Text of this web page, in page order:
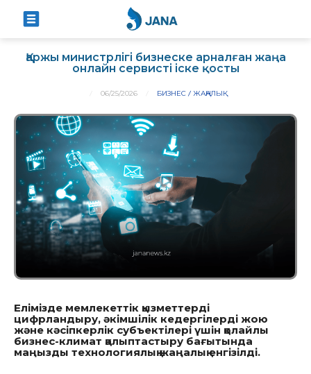
Қаржы министрлігі бизнеске арналған жаңа
онлайн сервисті іске қосты
06/25/2026 БИЗНЕС ЖАҢАЛЫҚ
Елімізде мемлекеттік қызметтерді
цифрландыру, әкімшілік кедергілерді жою
және кәсіпкерлік субъектілері үшін қолайлы
бизнес-климат қалыптастыру бағытында
маңызды технологиялық жаңалық енгізілді.